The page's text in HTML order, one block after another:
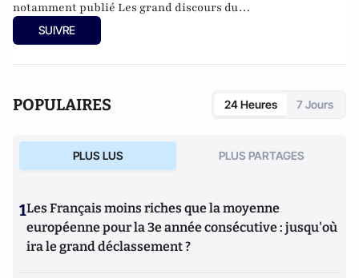
notamment publié Les grand discours du
XXe siècle(Flammarion 2009) et co-dirigé
du conservatisme
SUIVRE
POPULAIRES 24 Heures 7 Jours
PLUS LUS PLUS PARTAGES
1Les Français moins riches que la moyenne
européenne pour la 3e année consécutive : jusqu'où
ira le grand déclassement ?